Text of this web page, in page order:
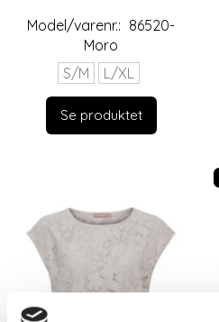
Model/varenr.: 86520-
Moro
S/M
L/XL
Se produktet